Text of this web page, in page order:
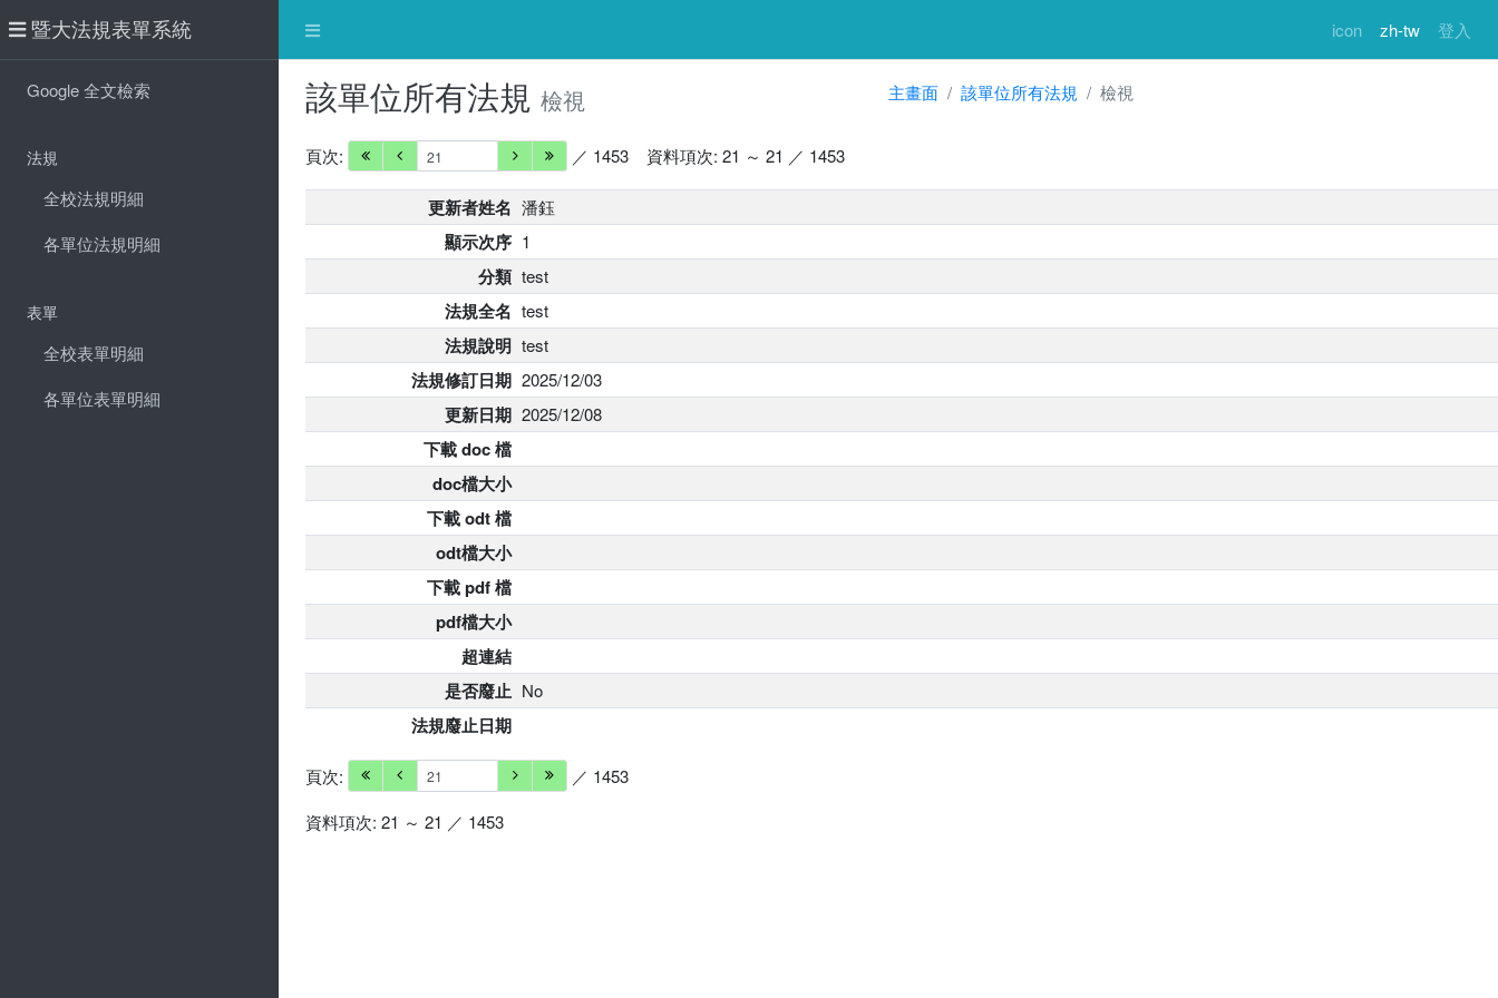
icon zh-tw 登入
暨大法規表單系統
Google 全文檢索
法規
全校法規明細
各單位法規明細
表單
全校表單明細
各單位表單明細
該單位所有法規 檢視 主畫面 該單位所有法規 檢視
頁次: ／ 1453 資料項次: 21 ～ 21 ／ 1453
更新者姓名 潘鈺
顯示次序 1
分類 test
法規全名 test
法規說明 test
法規修訂日期 2025/12/03
更新日期 2025/12/08
下載 doc 檔
doc檔大小
下載 odt 檔
odt檔大小
下載 pdf 檔
pdf檔大小
超連結
是否廢止 No
法規廢止日期
頁次:
／ 1453
資料項次: 21 ～ 21 ／ 1453